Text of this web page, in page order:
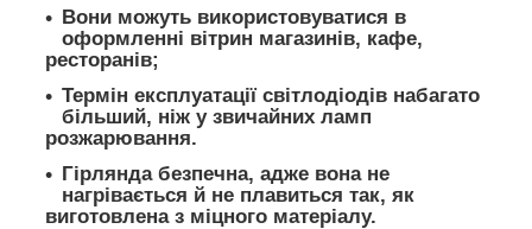
Вони можуть використовуватися в
оформленні вітрин магазинів, кафе,
ресторанів;
Термін експлуатації світлодіодів набагато
більший, ніж у звичайних ламп
розжарювання.
Гірлянда безпечна, адже вона не
нагрівається й не плавиться так, як
виготовлена з міцного матеріалу.